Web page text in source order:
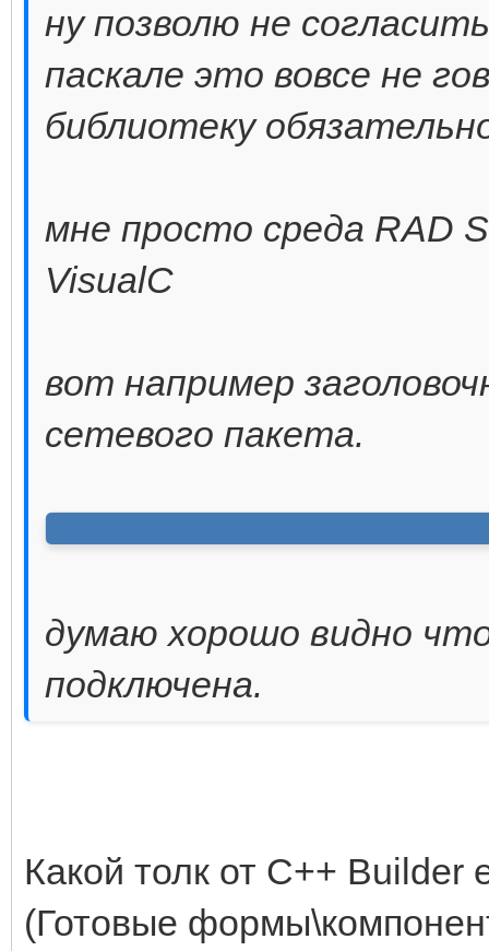
ну позволю не
паскале это вовсе не
библиотеку
мне просто среда RAD
VisualC
вот например
сетевого пакета.
думаю хорошо видно
подключена.
Какой толк от C++ Builder
(Готовые